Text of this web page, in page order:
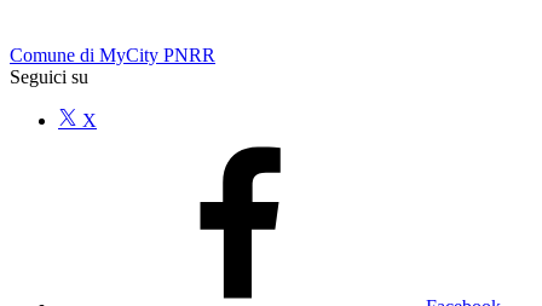
Comune di MyCity PNRR
Seguici su
X